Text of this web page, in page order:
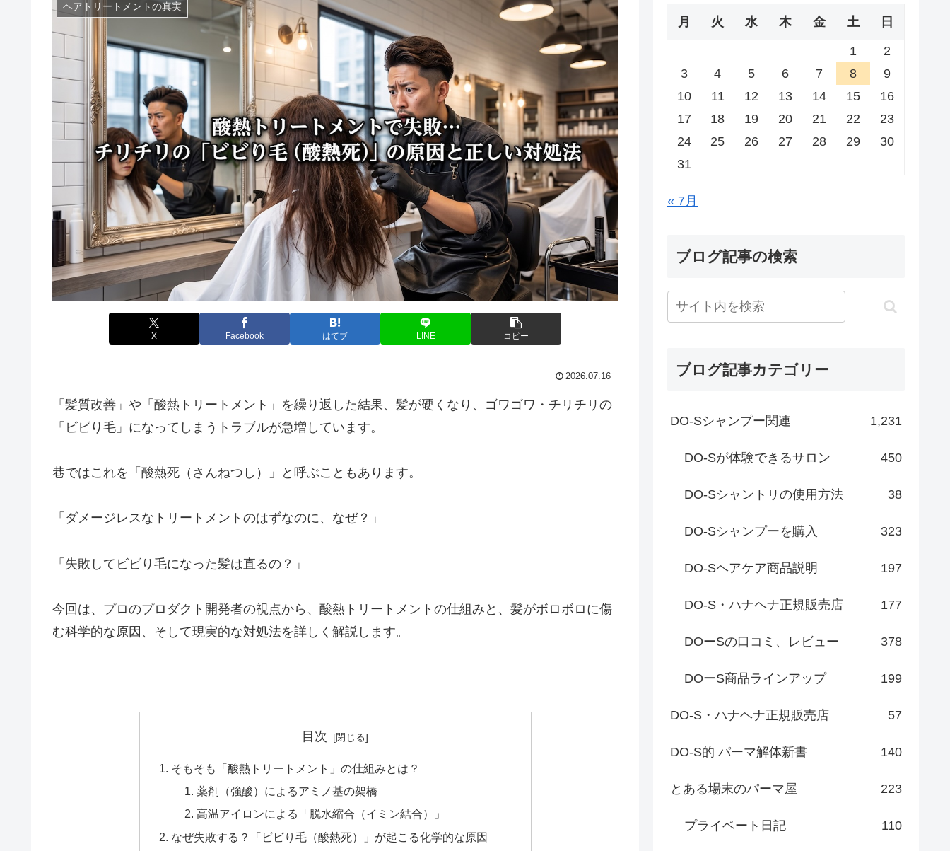
ヘアトリートメントの真実
X Facebook はてブ LINE コピー
2026.07.16
「髪質改善」や「酸熱トリートメント」を繰り返した結果、髪が硬くなり、ゴワゴワ・チリチリの
「ビビり毛」になってしまうトラブルが急増しています。
巷ではこれを「酸熱死（さんねつし）」と呼ぶこともあります。
「ダメージレスなトリートメントのはずなのに、なぜ？」
「失敗してビビり毛になった髪は直るの？」
今回は、プロのプロダクト開発者の視点から、酸熱トリートメントの仕組みと、髪がボロボロに傷
む科学的な原因、そして現実的な対処法を詳しく解説します。
目次
そもそも「酸熱トリートメント」の仕組みとは？
薬剤（強酸）によるアミノ基の架橋
高温アイロンによる「脱水縮合（イミン結合）」
なぜ失敗する？「ビビり毛（酸熱死）」が起こる化学的な原因
月 火 水 木 金 土 日
1
2
3
4 5 6 7 8
9
10
11 12 13 14 15
16
17
18 19 20 21 22
23
24
25 26 27 28 29
30
31
« 7月
ブログ記事の検索
ブログ記事カテゴリー
DO-Sシャンプー関連 1,231
DO-Sが体験できるサロン 450
DO-Sシャントリの使用方法 38
DO-Sシャンプーを購入 323
DO-Sヘアケア商品説明 197
DO-S・ハナヘナ正規販売店 177
DOーSの口コミ、レビュー 378
DOーS商品ラインアップ 199
DO-S・ハナヘナ正規販売店 57
DO-S的 パーマ解体新書 140
とある場末のパーマ屋 223
プライベート日記 110